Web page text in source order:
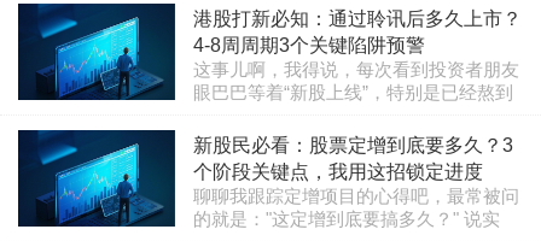
悟出的理儿，都摊开来讲。 先说答案：
没错，注册制改革后的创业板，所有..
查了查资料，结果被一大堆专业术语搞晕
了头。科创板？听起来就让人一头雾水。
我这才意识到，很多新手朋友可能跟我一
样，对这东西一知半解。这不，今天我就
以亲身经历，跟大伙儿聊聊什么叫科创板
万别小看它——科创板的火爆场面，简直
像场风暴席卷股市，可背后的真相到底是
什..
港股打新必知：通过聆讯后多久上市？
4-8周周期3个关键陷阱预警
这事儿啊，我得说，每次看到投资者朋友
眼巴巴等着“新股上线”，特别是已经熬到
焦虑的心情，我太懂了！想当初我自己刚
接触港股打新，也是一天刷八百遍新闻，
就为了等“聆讯后”那点消息，生怕错过了
黄金上车期。所以今天咱们就聊聊这个实
实在在的问题：公司通过港交所上市聆讯
新股民必看：股票定增到底要多久？3
个阶段关键点，我用这招锁定进度
聊聊我跟踪定增项目的心得吧，最常被问
的就是："这定增到底要搞多久？" 说实